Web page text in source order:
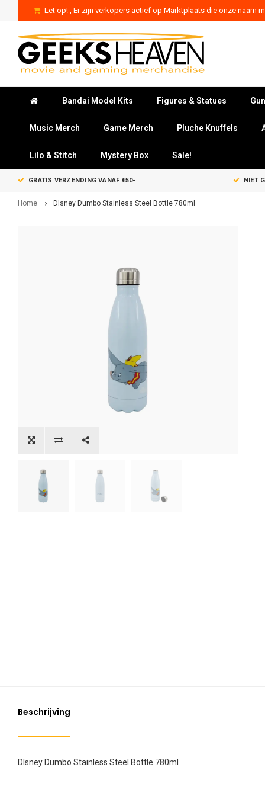
Let op! , Er zijn verkopers actief op Marktplaats die onze naam
Bandai Model Kits Figures & Statues
Music Merch Game Merch Pluche Knuffels
Lilo & Stitch Mystery Box Sale!
GRATIS VERZENDING VANAF €50- NIET
Home DIsney Dumbo Stainless Steel Bottle 780ml
Beschrijving
DIsney Dumbo Stainless Steel Bottle 780ml